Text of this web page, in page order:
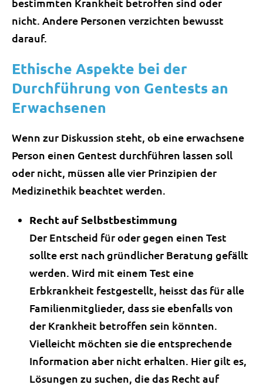
nicht. Andere Personen verzichten bewusst
darauf.
Ethische Aspekte bei der
Durchführung von Gentests an
Erwachsenen
Wenn zur Diskussion steht, ob eine erwachsene
Person einen Gentest durchführen lassen soll
oder nicht, müssen alle vier Prinzipien der
Medizinethik beachtet werden.
Recht auf Selbstbestimmung
Der Entscheid für oder gegen einen Test
sollte erst nach gründlicher Beratung gefällt
werden. Wird mit einem Test eine
Erbkrankheit festgestellt, heisst das für alle
Familienmitglieder, dass sie ebenfalls von
der Krankheit betroffen sein könnten.
Vielleicht möchten sie die entsprechende
Information aber nicht erhalten. Hier gilt es,
Lösungen zu suchen, die das Recht auf